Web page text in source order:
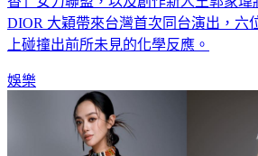
DIOR 大穎帶來台灣首次同台演出，六
上碰撞出前所未見的化學反應。
娛樂